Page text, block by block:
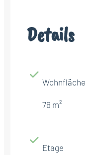
Details
Wohnfläche
76 m²
Etage